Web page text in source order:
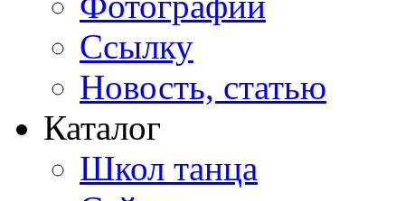
Ссылку
Новость, статью
Каталог
Школ танца